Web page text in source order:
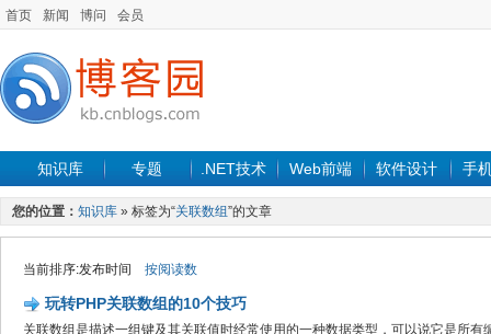
首页 新闻 博问 会员
知识库 专题 .NET技术 Web前端 软件设计 手
您的位置： 知识库 » 标签为“关联数组”的文章
当前排序:发布时间 按阅读数
玩转PHP关联数组的10个技巧
关联数组是描述一组键及其关联值时经常使用的一种数据类型，可以说它是所